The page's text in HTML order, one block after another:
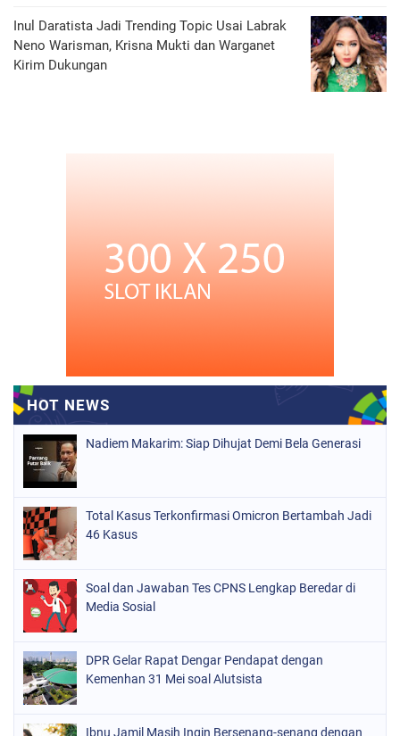
Inul Daratista Jadi Trending Topic Usai Labrak
Neno Warisman, Krisna Mukti dan Warganet
Kirim Dukungan
Nadiem Makarim: Siap Dihujat Demi Bela Generasi
Total Kasus Terkonfirmasi Omicron Bertambah Jadi
46 Kasus
Soal dan Jawaban Tes CPNS Lengkap Beredar di
Media Sosial
DPR Gelar Rapat Dengar Pendapat dengan
Kemenhan 31 Mei soal Alutsista
Ibnu Jamil Masih Ingin Bersenang-senang dengan